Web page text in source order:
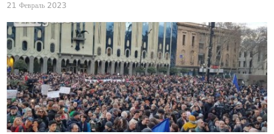
21 Февраль 2023